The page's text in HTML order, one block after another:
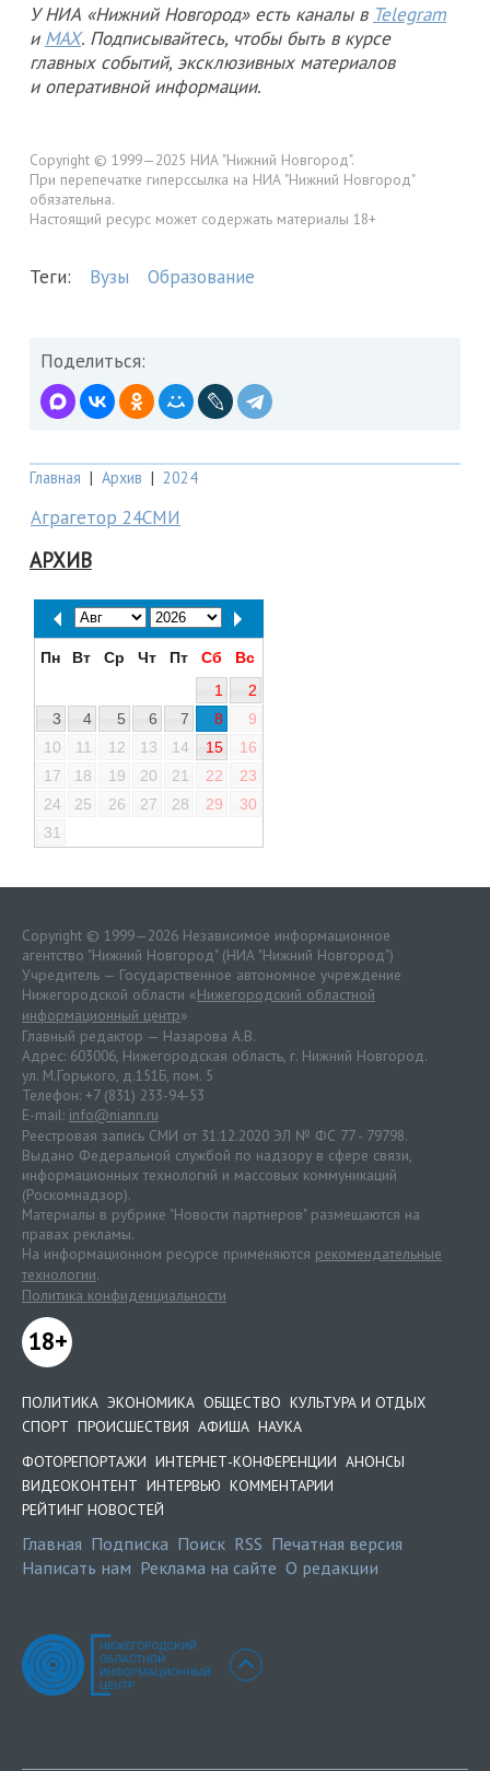
У НИА «Нижний Новгород» есть каналы в Telegram
и MAX. Подписывайтесь, чтобы быть в курсе
главных событий, эксклюзивных материалов
и оперативной информации.
Copyright © 1999—2025 НИА "Нижний Новгород".
При перепечатке гиперссылка на НИА "Нижний Новгород"
обязательна.
Настоящий ресурс может содержать материалы 18+
Теги: Вузы Образование
Поделиться:
Главная | Архив | 2024
Аграгетор 24СМИ
АРХИВ
Пн Вт Ср Чт Пт Сб
Вс
1
2
3
4 5 6 7 8
9
10
11 12 13 14 15
16
17
18 19 20 21 22
23
24
25 26 27 28 29
30
31
Copyright © 1999—2026 Независимое информационное
агентство "Нижний Новгород" (НИА "Нижний Новгород")
Учредитель — Государственное автономное учреждение
Нижегородской области «Нижегородский областной
информационный центр»
Главный редактор — Назарова А.В.
Адрес: 603006, Нижегородская область, г. Нижний Новгород.
ул. М.Горького, д.151Б, пом. 5
Телефон: +7 (831) 233-94-53
E-mail: info@niann.ru
Реестровая запись СМИ от 31.12.2020 ЭЛ № ФС 77 - 79798.
Выдано Федеральной службой по надзору в сфере связи,
информационных технологий и массовых коммуникаций
(Роскомнадзор).
Материалы в рубрике "Новости партнеров" размещаются на
правах рекламы.
На информационном ресурсе применяются рекомендательные
технологии.
Политика конфиденциальности
18+
ПОЛИТИКА ЭКОНОМИКА ОБЩЕСТВО КУЛЬТУРА И ОТДЫХ
СПОРТ ПРОИСШЕСТВИЯ АФИША НАУКА
ФОТОРЕПОРТАЖИ ИНТЕРНЕТ-КОНФЕРЕНЦИИ АНОНСЫ
ВИДЕОКОНТЕНТ ИНТЕРВЬЮ КОММЕНТАРИИ
РЕЙТИНГ НОВОСТЕЙ
Главная Подписка Поиск RSS Печатная версия
Написать нам Реклама на сайте О редакции